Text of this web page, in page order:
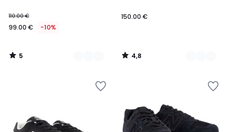
110.00 €
99.00 € -10%
5
/
150.00 €
4,8
/